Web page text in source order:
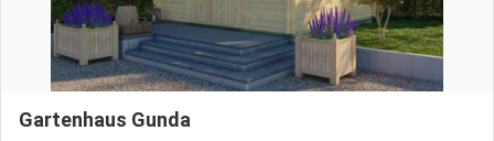
Gartenhaus Gunda